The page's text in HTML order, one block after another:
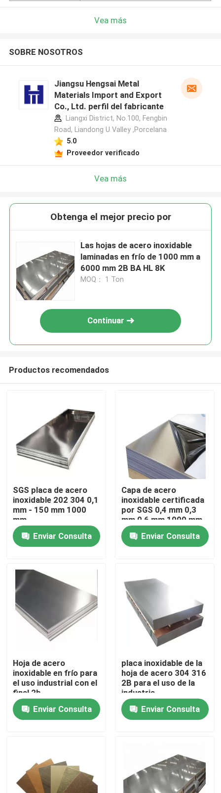
Hogar
Productos
Vídeos
Viaje de la fábrica
Control de calidad
Éntrenos en contacto con
Tira de bobina de acero inoxidable
Bobina de acero inoxidable 304
Vea más
SOBRE NOSOTROS
Jiangsu Hengsai Metal
Materials Import and Export
Co., Ltd. perfil del fabricante
Liangxi District, No.100, Fengbin
Road, Liandong U Valley ,Porcelana
5.0
Proveedor verificado
Vea más
Obtenga el mejor precio por
Las hojas de acero inoxidable
laminadas en frío de 1000 mm a
6000 mm 2B BA HL 8K
MOQ： 1 Ton
Continuar
Productos recomendados
SGS placa de acero
inoxidable 202 304 0,1
mm - 150 mm 1000
mm
Enviar Consulta
Capa de acero
inoxidable certificada
por SGS 0,4 mm 0,3
mm 0,6 mm 1000 mm-
6000 mm
Enviar Consulta
Hoja de acero
inoxidable en frío para
el uso industrial con el
final 2b
Enviar Consulta
placa inoxidable de la
hoja de acero 304 316
2B para el uso de la
industria
Enviar Consulta